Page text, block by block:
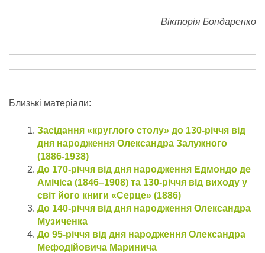
Вікторія Бондаренко
Близькі матеріали:
Засідання «круглого столу» до 130-річчя від
дня народження Олександра Залужного
(1886-1938)
До 170-річчя від дня народження Едмондо де
Амічіса (1846–1908) та 130-річчя від виходу у
світ його книги «Серце» (1886)
До 140-річчя від дня народження Олександра
Музиченка
До 95-річчя від дня народження Олександра
Мефодійовича Маринича